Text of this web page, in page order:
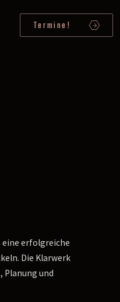
Termine!
eine erfolgreiche
Die Klarwerk
Planung und